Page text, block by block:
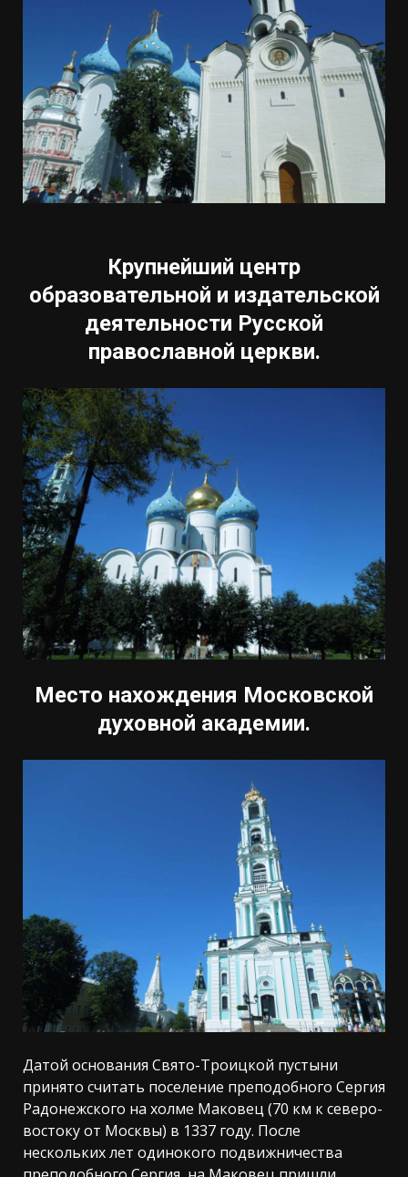
Крупнейший центр
образовательной и издательской
деятельности Русской
православной церкви.
Место нахождения Московской
духовной академии.
Датой основания Свято-Троицкой пустыни
принято считать поселение преподобного Сергия
Радонежского на холме Маковец (70 км к северо-
востоку от Москвы) в 1337 году. После
нескольких лет одинокого подвижничества